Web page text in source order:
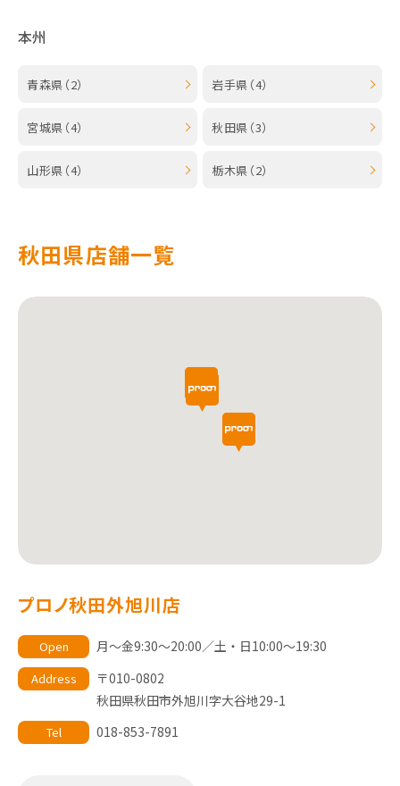
本州
青森県（2） 岩手県（4）
宮城県（4） 秋田県（3）
山形県（4） 栃木県（2）
秋田県店舗一覧
プロノ秋田外旭川店
Open 月～金9:30～20:00／土・日10:00～19:30
Address
〒010-0802
秋田県秋田市外旭川字大谷地29-1
Tel 018-853-7891